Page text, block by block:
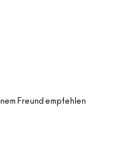
Freund empfehlen